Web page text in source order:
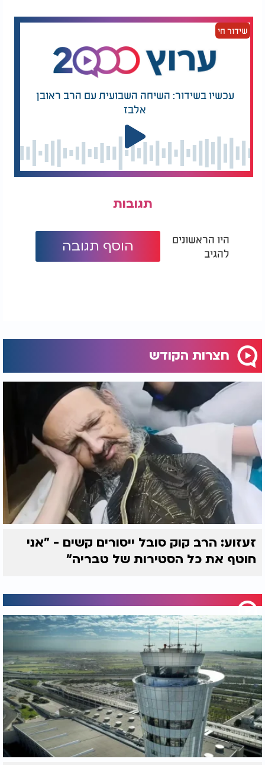
שידור חי
עכשיו בשידור: השיחה השבועית עם הרב ראובן
אלבז
תגובות
היו הראשונים
להגיב
הוסף תגובה
חצרות הקודש
זעזוע: הרב קוק סובל ייסורים קשים - "אני
חוטף את כל הסטירות של טבריה"